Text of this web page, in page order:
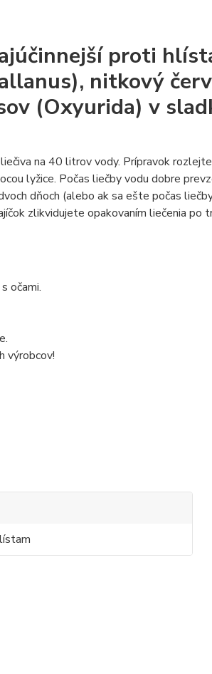
proti
nitkový
(Oxyurida) v
na 40 litrov vody. Prípravok
lyžice. Počas liečby vodu dobre
dňoch (alebo ak sa ešte počas
zlikvidujete opakovaním liečenia po
očami.
výrobcov!